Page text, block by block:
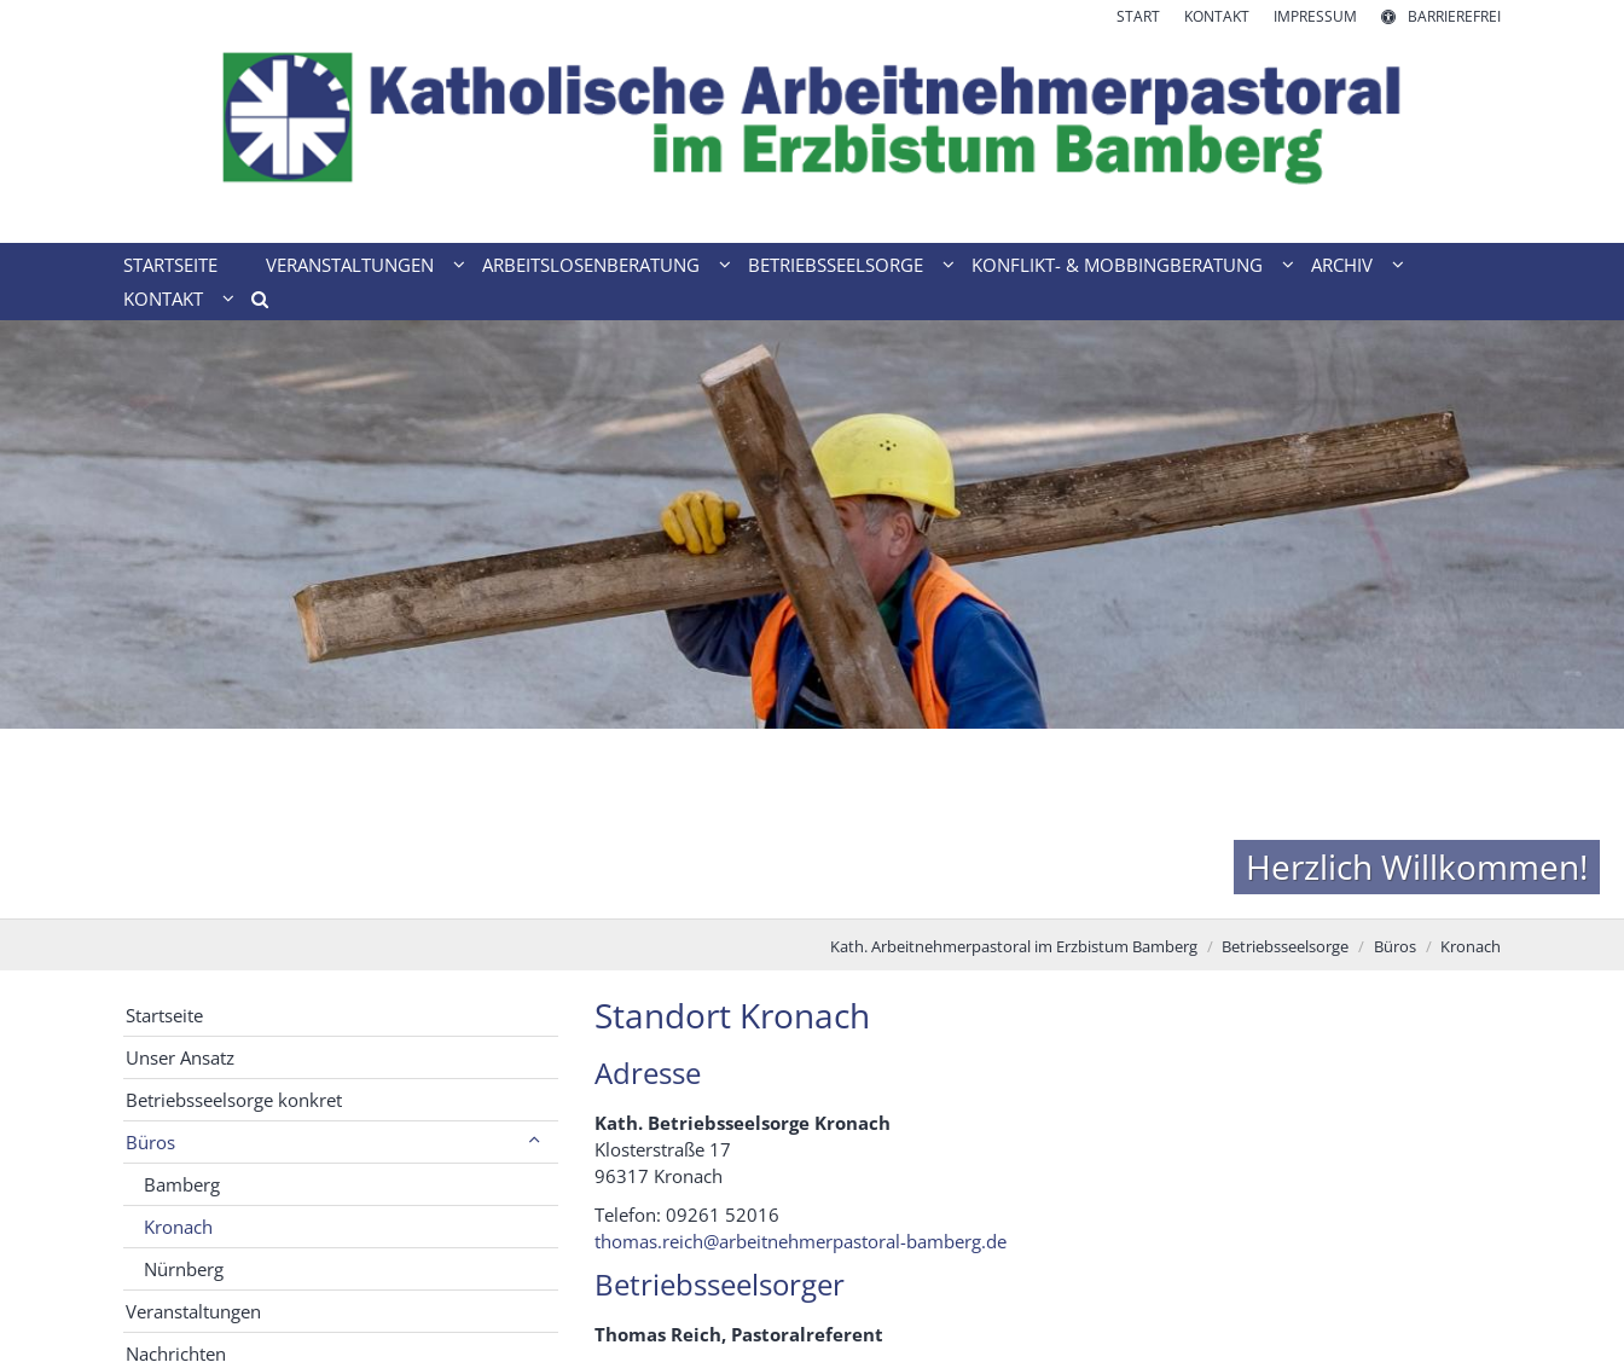
START KONTAKT IMPRESSUM BARRIEREFREI
STARTSEITE VERANSTALTUNGEN ARBEITSLOSENBERATUNG BETRIEBSSEELSORGE KONFLIKT- & MOBBINGBERATUNG
ARCHIV
KONTAKT
Herzlich Willkommen!
Kath. Arbeitnehmerpastoral im Erzbistum Bamberg Betriebsseelsorge Büros Kronach
Standort Kronach
Adresse
Kath. Betriebsseelsorge Kronach
Klosterstraße 17
96317 Kronach
Telefon: 09261 52016
thomas.reich@arbeitnehmerpastoral-bamberg.de
Betriebsseelsorger
Thomas Reich, Pastoralreferent
Startseite
Unser Ansatz
Betriebsseelsorge konkret
Büros
Bamberg
Kronach
Nürnberg
Veranstaltungen
Nachrichten